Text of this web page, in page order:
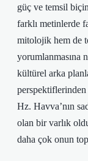
güç ve temsil
farklı metinlerde
mitolojik hem de
yorumlanmasına
kültürel arka
Hz. Havva’nın
olan bir varlık
daha çok onun